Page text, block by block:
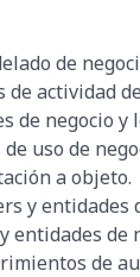
de
actividad
de negocio y
uso de
a objeto.
y entidades
entidades de
de